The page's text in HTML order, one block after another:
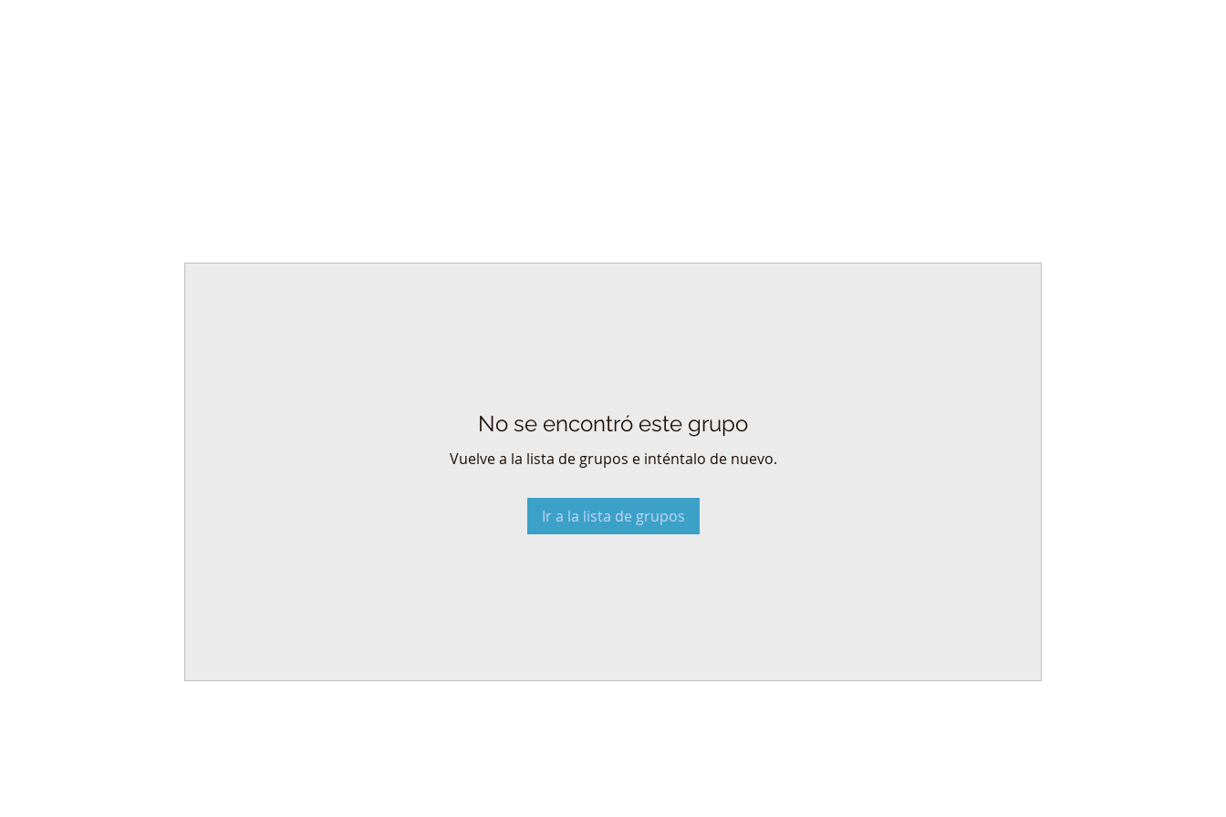
No se encontró este grupo
Vuelve a la lista de grupos e inténtalo de nuevo.
Ir a la lista de grupos